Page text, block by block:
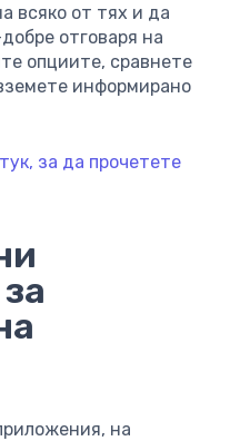
всяко от тях и да
отговаря на
опциите, сравнете
информирано
за да прочетете
на